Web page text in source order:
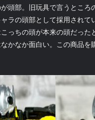
頭部。旧玩具で言うところ
ラの頭部として採用されて
っちの頭が本来の頭だった
かなか面白い。この商品を